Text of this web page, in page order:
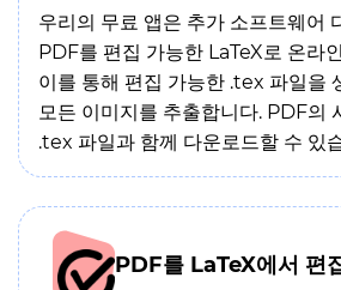
우리의 무료 앱은 추가 소프트웨어
PDF를 편집 가능한 LaTeX로 온라
이를 통해 편집 가능한 .tex 파일을
모든 이미지를 추출합니다. PDF의
.tex 파일과 함께 다운로드할 수 있
PDF를 LaTeX에서 편